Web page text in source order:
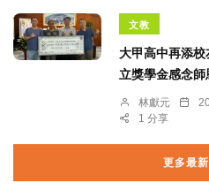
文教
大甲高中再添
立獎學金感念師
林獻元
1 分享
更多最